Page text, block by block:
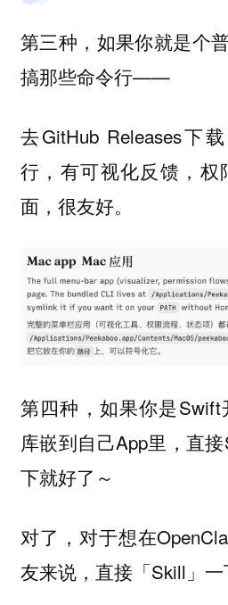
第三种，如果你就是个
搞那些命令行——
去GitHub Releases下
行，有可视化反馈，权
面，很友好。
第四种，如果你是Swift
库嵌到自己App里，直
下就好了～
对了，对于想在
友来说，直接「Skill」一